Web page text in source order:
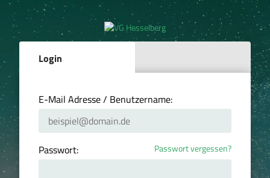
Login
E-Mail Adresse / Benutzername:
Passwort: Passwort vergessen?